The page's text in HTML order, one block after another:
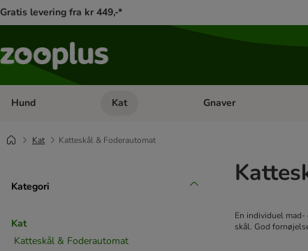
Gratis levering fra kr 449,-*
Hund Åben kategori menu: Hund
Kat Åben kategori menu: Kat
Gnaver
Kat Katteskål & Foderautomat
Kategori
Kat
Katteskål & Foderautomat
En individuel
skål. God